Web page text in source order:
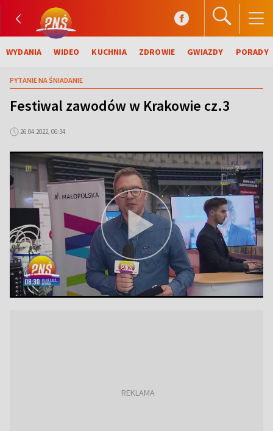
WYDANIA WIDEO KUCHNIA ZDROWIE GWIAZDY PORADY
PYTANIE NA ŚNIADANIE
Festiwal zawodów w Krakowie cz.3
26.04.2022, 06:34